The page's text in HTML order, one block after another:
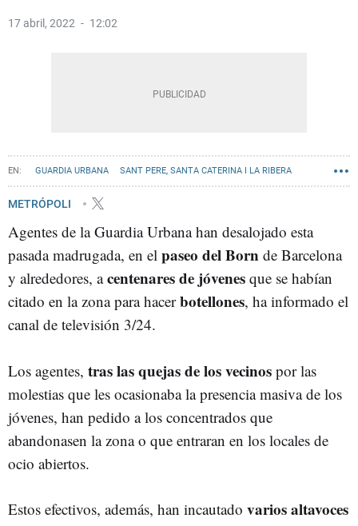
17 abril, 2022 12:02
GUARDIA URBANA SANT PERE, SANTA CATERINA I LA RIBERA
OCIO NOCTURNO BOTELLONES BARCELONA
METRÓPOLI
Agentes de la Guardia Urbana han desalojado esta
pasada madrugada, en el paseo del Born de Barcelona
y alrededores, acentenares de jóvenes que se habían
citado en la zona para hacerbotellones, ha informado el
canal de televisión 3/24.
Los agentes, tras las quejas de los vecinos por las
molestias que les ocasionaba la presencia masiva de los
jóvenes, han pedido a los concentrados que
abandonasen la zona o que entraran en los locales de
ocio abiertos.
Estos efectivos, además, han incautado varios altavoces